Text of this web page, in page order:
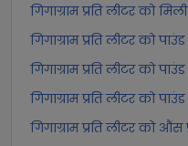
गिगाग्राम प्रति लीटर को
गिगाग्राम प्रति लीटर को
गिगाग्राम प्रति लीटर को
गिगाग्राम प्रति लीटर को
गिगाग्राम प्रति लीटर को